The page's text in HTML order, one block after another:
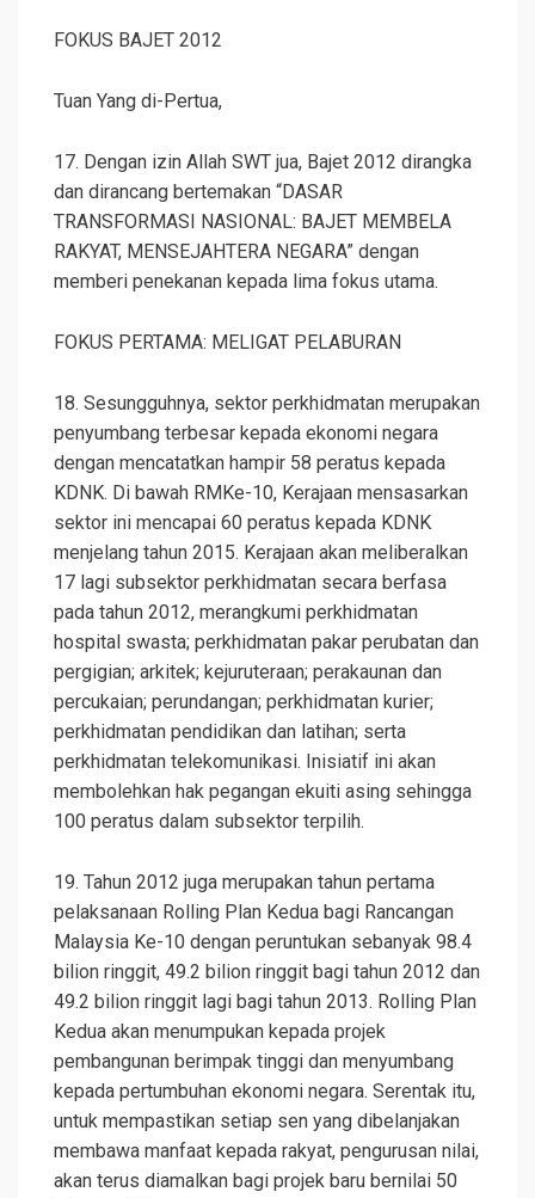
FOKUS BAJET 2012
Tuan Yang di-Pertua,
17. Dengan izin Allah SWT jua, Bajet 2012 dirangka
dan dirancang bertemakan “DASAR
TRANSFORMASI NASIONAL: BAJET MEMBELA
RAKYAT, MENSEJAHTERA NEGARA” dengan
memberi penekanan kepada lima fokus utama.
FOKUS PERTAMA: MELIGAT PELABURAN
18. Sesungguhnya, sektor perkhidmatan merupakan
penyumbang terbesar kepada ekonomi negara
dengan mencatatkan hampir 58 peratus kepada
KDNK. Di bawah RMKe-10, Kerajaan mensasarkan
sektor ini mencapai 60 peratus kepada KDNK
menjelang tahun 2015. Kerajaan akan meliberalkan
17 lagi subsektor perkhidmatan secara berfasa
pada tahun 2012, merangkumi perkhidmatan
hospital swasta; perkhidmatan pakar perubatan dan
pergigian; arkitek; kejuruteraan; perakaunan dan
percukaian; perundangan; perkhidmatan kurier;
perkhidmatan pendidikan dan latihan; serta
perkhidmatan telekomunikasi. Inisiatif ini akan
membolehkan hak pegangan ekuiti asing sehingga
100 peratus dalam subsektor terpilih.
19. Tahun 2012 juga merupakan tahun pertama
pelaksanaan Rolling Plan Kedua bagi Rancangan
Malaysia Ke-10 dengan peruntukan sebanyak 98.4
bilion ringgit, 49.2 bilion ringgit bagi tahun 2012 dan
49.2 bilion ringgit lagi bagi tahun 2013. Rolling Plan
Kedua akan menumpukan kepada projek
pembangunan berimpak tinggi dan menyumbang
kepada pertumbuhan ekonomi negara. Serentak itu,
untuk mempastikan setiap sen yang dibelanjakan
membawa manfaat kepada rakyat, pengurusan nilai,
akan terus diamalkan bagi projek baru bernilai 50